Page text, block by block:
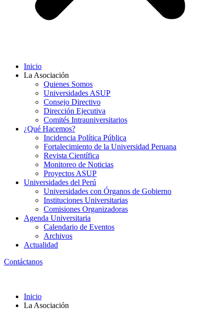
Inicio
La Asociación
Quienes Somos
Universidades ASUP
Consejo Directivo
Dirección Ejecutiva
Comités Intrauniversitarios
¿Qué Hacemos?
Incidencia Política Pública
Fortalecimiento de la Universidad Peruana
Revista Científica
Monitoreo de Noticias
Proyectos ASUP
Universidades del Perú
Universidades con Órganos de Gobierno
Instituciones Universitarias
Comisiones Organizadoras
Agenda Universitaria
Calendario de Eventos
Archivos
Actualidad
Contáctanos
Inicio
La Asociación